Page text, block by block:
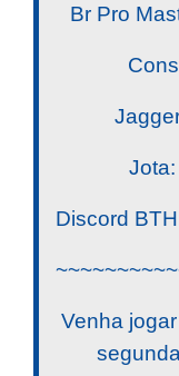
Br Pro
Discord
Venha